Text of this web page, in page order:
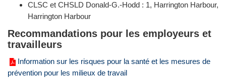
CLSC et CHSLD Donald-G.-Hodd : 1, Harrington Harbour,
Harrington Harbour
Recommandations pour les employeurs et
travailleurs
Information sur les risques pour la santé et les mesures de
prévention pour les milieux de travail